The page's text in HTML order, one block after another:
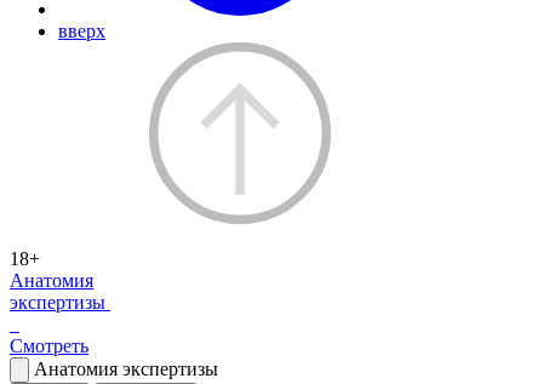
вверх
18+
Анатомия
экспертизы
Смотреть
Анатомия экспертизы